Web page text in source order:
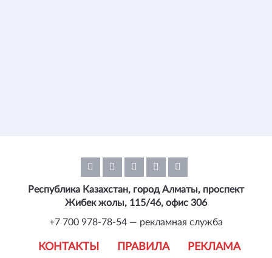
КОНТАКТЫ ПРАВИЛА РЕКЛАМА
Республика Казахстан, город Алматы, проспект
Жибек жолы, 115/46, офис 306
+7 700 978-78-54 — рекламная служба